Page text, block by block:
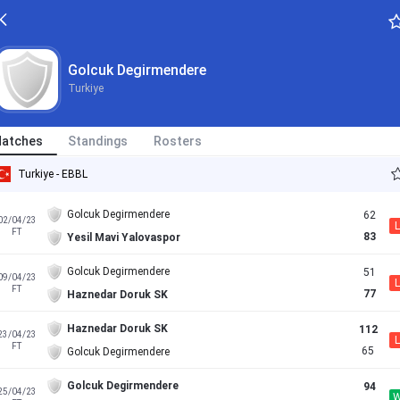
Golcuk Degirmendere
Turkiye
Standings Rosters
Turkiye - EBBL
04/23
FT
Golcuk Degirmendere
Yesil Mavi Yalovaspor
62
83
L
04/23
FT
Golcuk Degirmendere
Haznedar Doruk SK
51
77
L
04/23
FT
Haznedar Doruk SK
Golcuk Degirmendere
112
65
L
04/23
Golcuk Degirmendere
94